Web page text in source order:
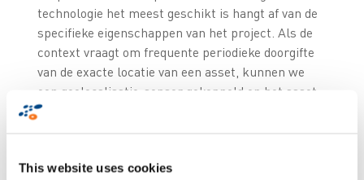
This website uses cookies
technologie het meest geschikt is hangt af van de
specifieke eigenschappen van het project. Als de
context vraagt om frequente periodieke doorgifte
van de exacte locatie van een asset, kunnen we
een geolocalisatie-sensor gekoppeld op het asset
overwegen. In een ander scenario kan het
gebouw binnenkomt. In dat geval kunnen we de